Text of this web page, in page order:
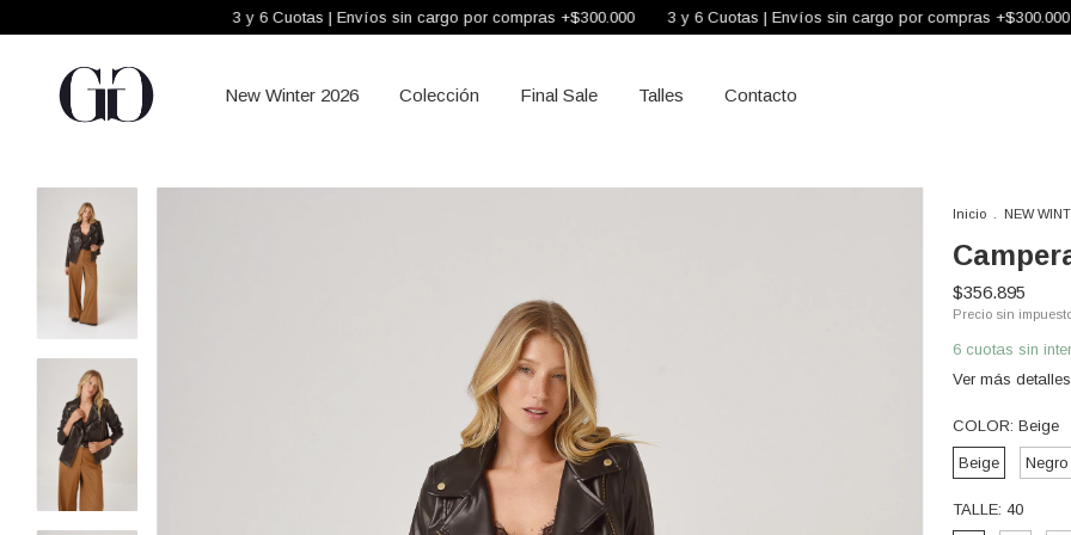
3 y 6 Cuotas | Envíos sin cargo por compras +$300.000 3 y 6 Cuotas | Envíos sin cargo por compras +$300.000 3 y 6
New Winter 2026 Colección Final Sale Talles Contacto
Inicio NEW
$356.895
Precio sin
6 cuotas sin
Ver más detalles
COLOR: Beige
Beige Negro
TALLE: 40